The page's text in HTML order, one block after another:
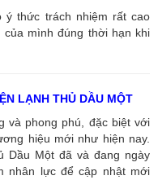
thức trách nhiệm rất cao
của mình đúng thời hạn khi
LẠNH THỦ DẦU MỘT
và phong phú, đặc biệt với
hiệu mới như hiện nay.
Dầu Một đã và đang ngày
nhân lực để cập nhật mới